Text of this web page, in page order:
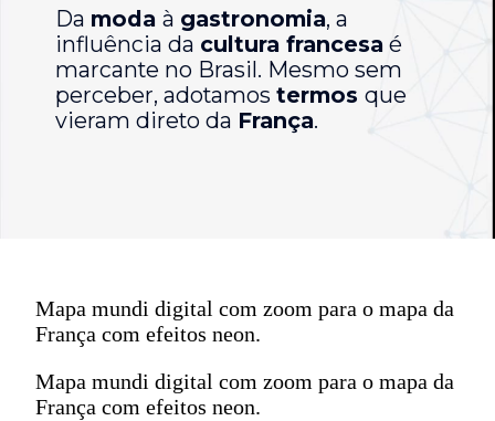
Da modaà gastronomia, a
influência da cultura francesa é
marcante no Brasil. Mesmo sem
perceber, adotamostermosque
vieram direto da França.
Mapa mundi digital com zoom para o mapa da
França com efeitos neon.
Mapa mundi digital com zoom para o mapa da
França com efeitos neon.